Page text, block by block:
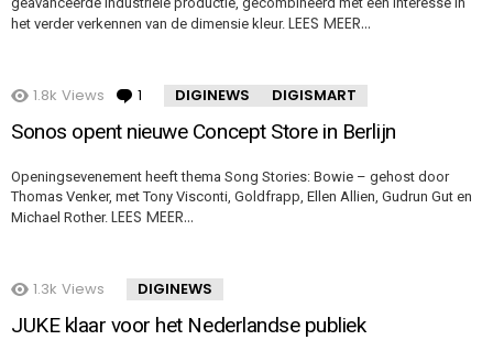
het verder verkennen van de dimensie kleur. LEES MEER…
1.8k Views 1 Comment
DIGINEWS DIGISMART
Sonos opent nieuwe Concept Store in Berlijn
Openingsevenement heeft thema Song Stories: Bowie – gehost door
Thomas Venker, met Tony Visconti, Goldfrapp, Ellen Allien, Gudrun Gut en
Michael Rother. LEES MEER…
1.3k Views DIGINEWS
JUKE klaar voor het Nederlandse publiek